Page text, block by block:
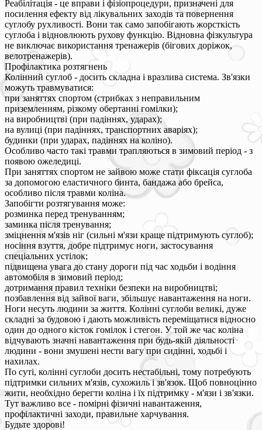
Реабілітація - це вправи і фізіопроцедури, призначені для
посилення ефекту від лікувальних заходів та повернення
суглобу рухливості. Вони так само запобігають жорсткість
суглоба і відновлюють рухову функцію. Відновна фізкультура
не виключає використання тренажерів (бігових доріжок,
велотренажерів).
Профілактика розтягнень
Колінний суглоб - досить складна і вразлива система. Зв'язки
можуть травмуватися:
при заняттях спортом (стрибках з неправильним
приземленням, різкому обертанні гомілки);
на виробництві (при падіннях, ударах);
на вулиці (при падіннях, транспортних аваріях);
будинки (при ударах, падіннях на коліно).
Особливо часто такі травми трапляються в зимовий період - з
появою ожеледиці.
При заняттях спортом не зайвою може стати фіксація суглоба
за допомогою еластичного бинта, бандажа або брейса,
особливо після травми коліна.
Запобігти розтягування може:
розминка перед тренуванням;
заминка після тренування;
зміцнення м'язів ніг (сильні м'язи краще підтримують суглоб);
носіння взуття, добре підтримує ноги, застосування
спеціальних устілок;
підвищена увага до стану дороги під час ходьби і водіння
автомобіля в зимовий період;
дотримання правил техніки безпеки на виробництві;
позбавлення від зайвої ваги, збільшує навантаження на ноги.
Ноги несуть людини за життя. Колінні суглоби великі, дуже
складні за будовою і дають можливість переміщатися відносно
один до одного кісток гомілок і стегон. У той же час коліна
відчувають значні навантаження при будь-якій діяльності
людини - вони змушені нести вагу при сидінні, ходьбі і
нахилах.
По суті, колінні суглоби досить нестабільні, тому потребують
підтримки сильних м'язів, сухожиль і зв'язок. Щоб повноцінно
жити, необхідно берегти коліна і їх підтримку - м'язи і зв'язки.
Тут важливо все - помірні фізичні навантаження,
профілактичні заходи, правильне харчування.
Будьте здорові!